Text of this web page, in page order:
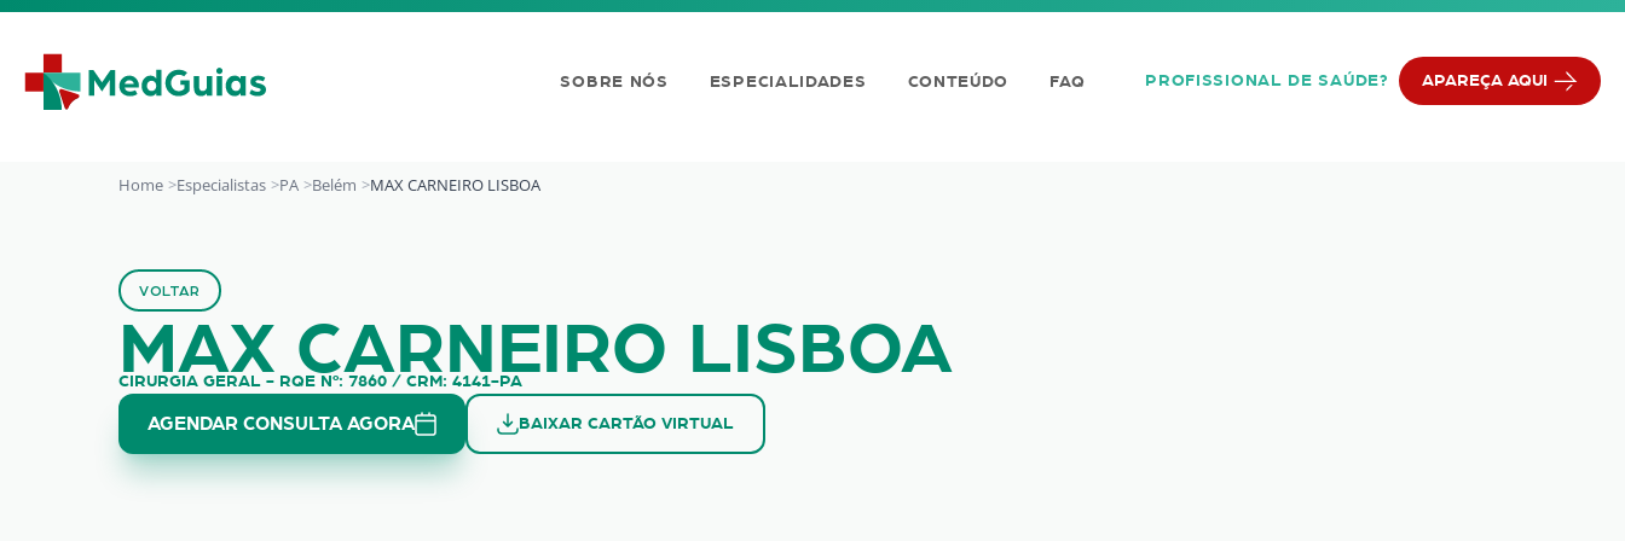
Ir para o conteúdo
SOBRE NÓS ESPECIALIDADES CONTEÚDO FAQ PROFISSIONAL DE SAÚDE? APAREÇA AQUI
Home Especialistas PA Belém MAX CARNEIRO LISBOA
VOLTAR
MAX CARNEIRO LISBOA
MAX CARNEIRO LISBOA
CIRURGIA GERAL - RQE Nº: 7860 / CRM: 4141-PA
AGENDAR CONSULTA AGORA BAIXAR CARTÃO VIRTUAL